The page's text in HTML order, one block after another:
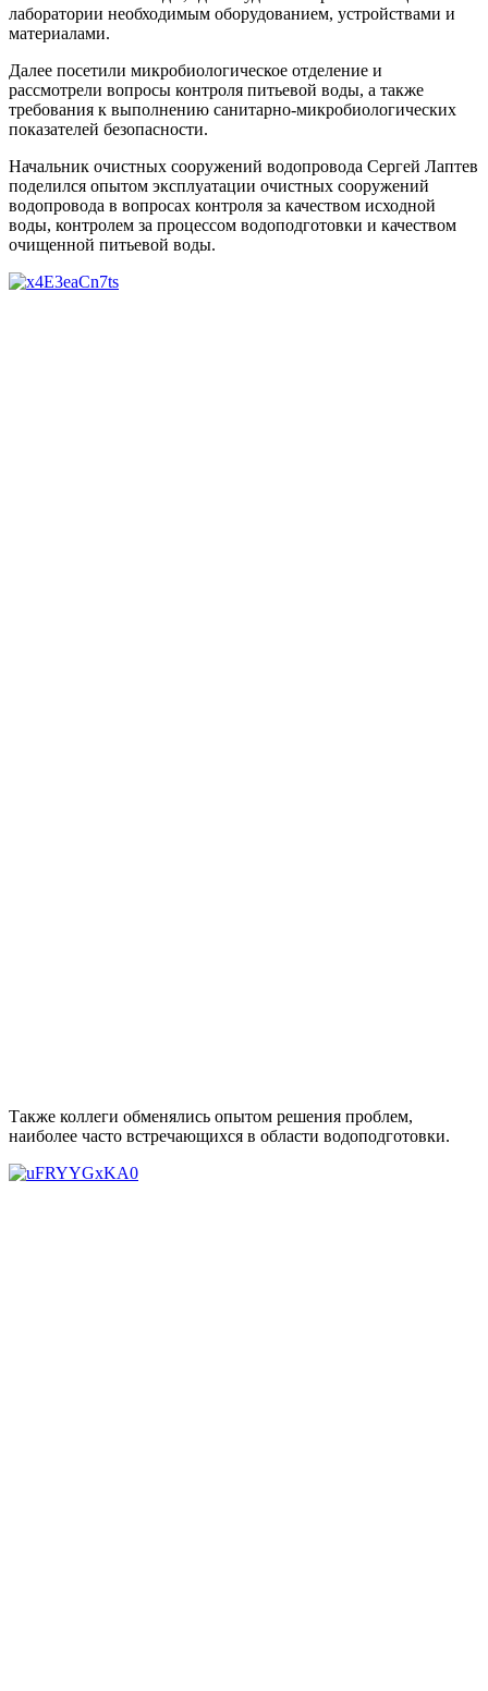
лаборатории необходимым оборудованием, устройствами и
материалами.
Далее посетили микробиологическое отделение и
рассмотрели вопросы контроля питьевой воды, а также
требования к выполнению санитарно-микробиологических
показателей безопасности.
Начальник очистных сооружений водопровода Сергей Лаптев
поделился опытом эксплуатации очистных сооружений
водопровода в вопросах контроля за качеством исходной
воды, контролем за процессом водоподготовки и качеством
очищенной питьевой воды.
Также коллеги обменялись опытом решения проблем,
наиболее часто встречающихся в области водоподготовки.